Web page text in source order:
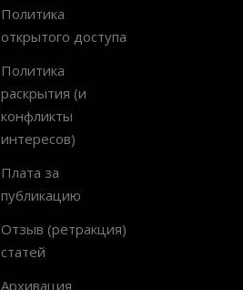
Политика
открытого доступа
Политика
раскрытия (и
конфликты
интересов)
Плата за
публикацию
Отзыв (ретракция)
статей
Архивация